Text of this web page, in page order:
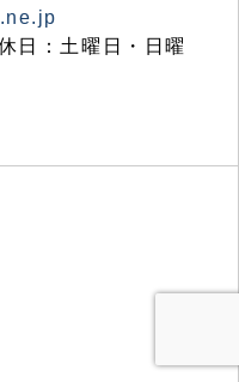
日：土曜日・日曜